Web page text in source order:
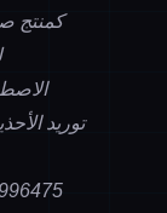
كمنتج
توريد